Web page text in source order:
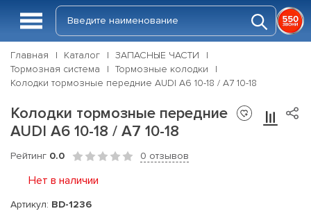
Главная Каталог
ЗАПАСНЫЕ ЧАСТИ
Тормозная система
Тормозные колодки
Колодки тормозные передние AUDI A6 10-18 / A7 10-18
Колодки тормозные передние
AUDI A6 10-18 / A7 10-18
Рейтинг 0.0 0 отзывов
Нет в наличии
Артикул: BD-1236